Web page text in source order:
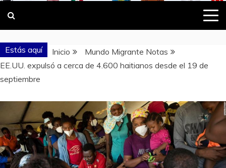
MUNDO
MIGRANTE
DONDE TODOS SOMOS MIGRANTES
Estás aquí Inicio
Mundo Migrante Notas
EE.UU. expulsó a cerca de 4.600 haitianos desde el 19 de
septiembre